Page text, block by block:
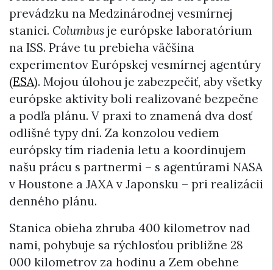
prevádzku na Medzinárodnej vesmírnej
stanici. Columbus je európske laboratórium
na ISS. Práve tu prebieha väčšina
experimentov Európskej vesmírnej agentúry
(ESA). Mojou úlohou je zabezpečiť, aby všetky
európske aktivity boli realizované bezpečne
a podľa plánu. V praxi to znamená dva dosť
odlišné typy dní. Za konzolou vediem
európsky tím riadenia letu a koordinujem
našu prácu s partnermi – s agentúrami NASA
v Houstone a JAXA v Japonsku – pri realizácii
denného plánu.
Stanica obieha zhruba 400 kilometrov nad
nami, pohybuje sa rýchlosťou približne 28
000 kilometrov za hodinu a Zem obehne